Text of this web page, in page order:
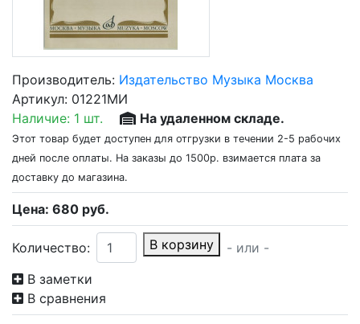
Производитель: Издательство Музыка Москва
Артикул: 01221МИ
Наличие: 1 шт. На удаленном складе.
Этот товар будет доступен для отгрузки в течении 2-5 рабочих
дней после оплаты. На заказы до 1500р. взимается плата за
доставку до магазина.
Цена: 680 руб.
Количество: В корзину
- или -
В заметки
В сравнения